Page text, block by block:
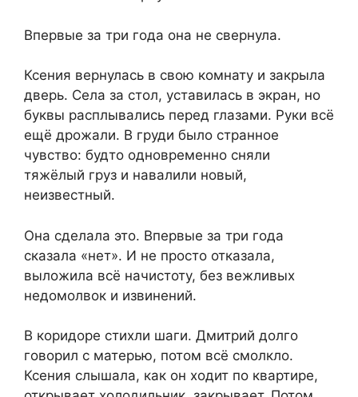
Впервые за три года она не свернула.
Ксения вернулась в свою комнату и закрыла
дверь. Села за стол, уставилась в экран, но
буквы расплывались перед глазами. Руки всё
ещё дрожали. В груди было странное
чувство: будто одновременно сняли
тяжёлый груз и навалили новый,
неизвестный.
Она сделала это. Впервые за три года
сказала «нет». И не просто отказала,
выложила всё начистоту, без вежливых
недомолвок и извинений.
В коридоре стихли шаги. Дмитрий долго
говорил с матерью, потом всё смолкло.
Ксения слышала, как он ходит по квартире,